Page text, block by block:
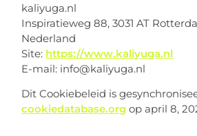
kaliyuga.nl
Inspiratieweg 88, 3031 AT
Nederland
Site: https://www.kaliyuga.nl
E-mail: info@kaliyuga.nl
Dit Cookiebeleid is
cookiedatabase.org op april 8,